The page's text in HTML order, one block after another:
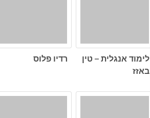
לימוד אנגלית – טין
באזז
רדיו פלוס